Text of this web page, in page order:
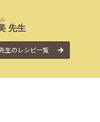
先生
生のレシピ一覧